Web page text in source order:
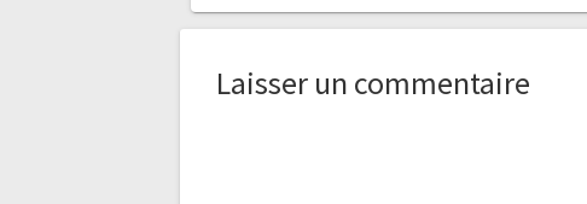
Laisser un commentaire